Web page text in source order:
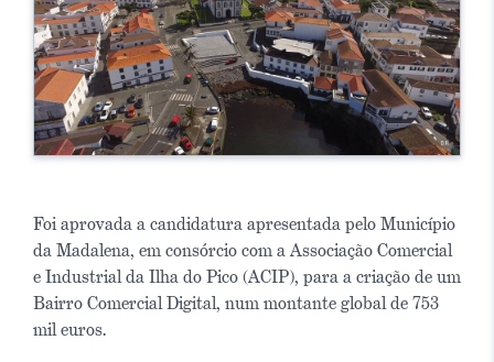
Foi aprovada a candidatura apresentada pelo Município
da Madalena, em consórcio com a Associação Comercial
e Industrial da Ilha do Pico (ACIP), para a criação de um
Bairro Comercial Digital, num montante global de 753
mil euros.